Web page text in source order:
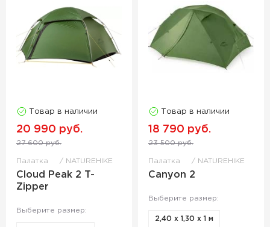
Товар в наличии
20 990 руб.
27 600 руб.
Палатка NATUREHIKE
Cloud Peak 2 T-
Zipper
Выберите размер:
Товар в наличии
18 790 руб.
23 500 руб.
Палатка NATUREHIKE
Canyon 2
Выберите размер:
2,40 х 1,30 х 1 м